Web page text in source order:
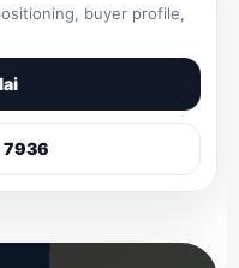
buyer profile,
7936